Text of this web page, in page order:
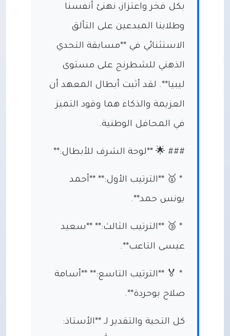
بكل فخر واعتزاز، نهنئ أنفسنا
وطلابنا المبدعين على التألق
الاستثنائي في **مسابقة التحدي
الذهني للشطرنج على مستوى
ليبيا**. لقد أثبت أبطال المعهد أن
العزيمة والذكاء هما وقود التميز
في المحافل الوطنية.
### 🌟 **لوحة الشرف للأبطال:**
* 🥇 **الترتيب الأول:** **أحمد
يونس حمد**.
* 🥉 **الترتيب الثالث:** **سعيد
عيسى التاعب**.
* 🏅 **الترتيب التاسع:** **أسامة
صلاح بوحردة**.
كل التحية والتقدير لـ **الأستاذ: